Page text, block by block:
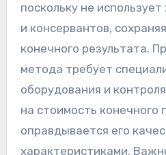
поскольку не
и консервантов,
конечного результата.
метода требует
оборудования и
на стоимость конечного
оправдывается его
характеристиками.